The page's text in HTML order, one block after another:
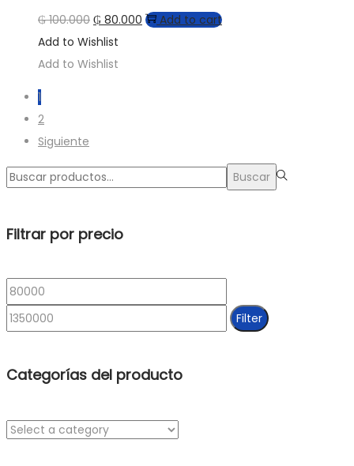
₲100.000 ₲ 80.000
Add to cart
Add to Wishlist
Add to Wishlist
1
2
Siguiente
Búsqueda
Buscar
Filtrar por precio
Min
price
price
Filter
Categorías del producto